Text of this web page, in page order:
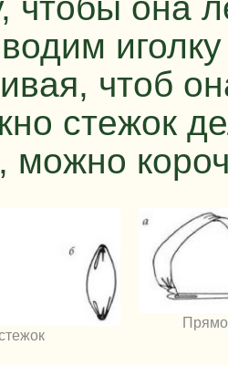
чтоб
стежок
можно